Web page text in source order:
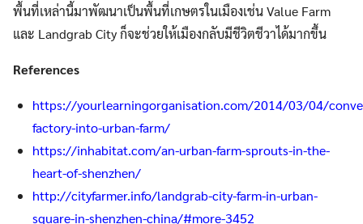
พื้นที่เหล่านี้มาพัฒนาเป็นพื้นที่เกษตรในเมืองเช่น Value Farm
และ Landgrab City ก็จะช่วยให้เมืองกลับมีชีวิตชีวาได้มากขึ้น
References
https://yourlearningorganisation.com/2014/03/04/
factory-into-urban-farm/
https://inhabitat.com/an-urban-farm-sprouts-in-the-
heart-of-shenzhen/
http://cityfarmer.info/landgrab-city-farm-in-urban-
square-in-shenzhen-china/#more-3452